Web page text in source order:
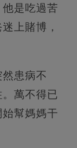
是吃過苦
上賭博，
患病不
萬不得已
幫媽媽干